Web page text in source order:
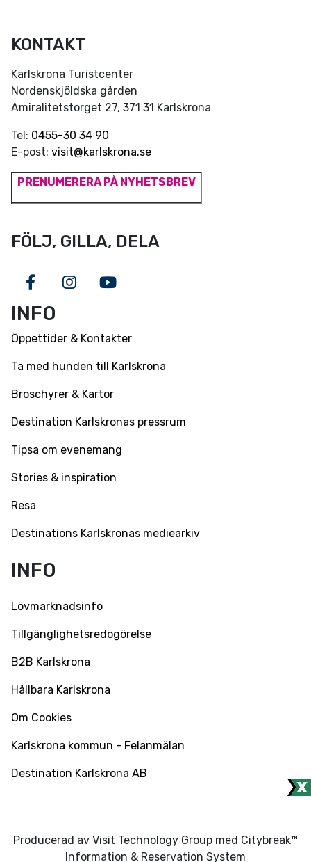
KONTAKT
Karlskrona Turistcenter
Nordenskjöldska gården
Amiralitetstorget 27, 371 31 Karlskrona
Tel: 0455-30 34 90
E-post: visit@karlskrona.se
PRENUMERERA PÅ NYHETSBREV
FÖLJ, GILLA, DELA
FacebookInstagram
Youtube
INFO
Öppettider & Kontakter
Ta med hunden till Karlskrona
Broschyrer & Kartor
Destination Karlskronas pressrum
Tipsa om evenemang
Stories & inspiration
Resa
Destinations Karlskronas mediearkiv
INFO
Lövmarknadsinfo
Tillgänglighetsredogörelse
B2B Karlskrona
Hållbara Karlskrona
Om Cookies
Karlskrona kommun - Felanmälan
Destination Karlskrona AB
Producerad av Visit Technology Group med Citybreak™
Information & Reservation System